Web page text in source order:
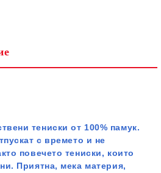
тениски от 100% памук.
с времето и не
повечето тениски, които
Приятна, мека материя,